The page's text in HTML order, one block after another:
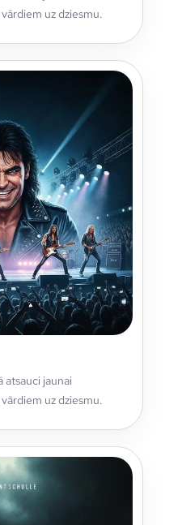
uz dziesmu.
atsauci jaunai
uz dziesmu.